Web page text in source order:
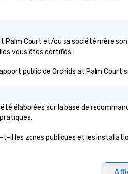
Palm Court et/ou sa société mère
vous êtes certifiés :
public de Orchids at Palm
élaborées sur la base de
zones publiques et les